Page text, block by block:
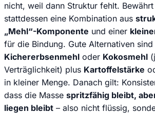
nicht, weil dann Struktur fehlt.
stattdessen eine Kombination aus
„Mehl“-Komponente und einer
für die Bindung. Gute Alternativen sind
Kichererbsenmehl oder Kokosmehl
Verträglichkeit) plus Kartoffelstärke
in kleiner Menge. Danach gilt:
dass die Masse spritzfähig bleibt,
liegen bleibt – also nicht flüssig,